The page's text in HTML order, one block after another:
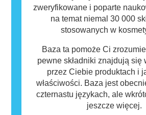
zweryfikowane i poparte
na temat niemal 30 000
stosowanych w
Baza ta pomoże Ci
pewne składniki znajdują się
przez Ciebie produktach i
właściwości. Baza jest
czternastu językach, ale
jeszcze więcej.